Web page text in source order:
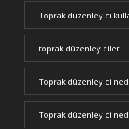
Toprak düzenleyici
toprak düzenleyiciler
Toprak düzenleyici
Toprak düzenleyici